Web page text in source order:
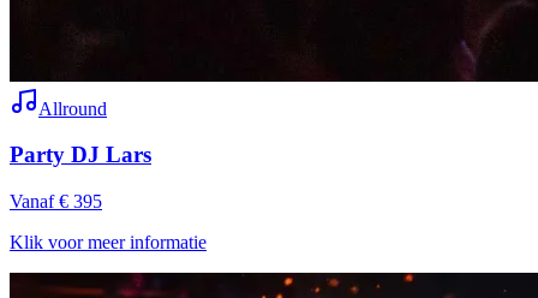
Allround
Party DJ Lars
Vanaf € 395
Klik voor meer informatie